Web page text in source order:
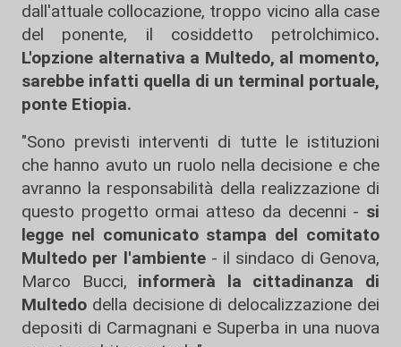
dall'attuale collocazione, troppo vicino alla case
del ponente, il cosiddetto petrolchimico.
L'opzione alternativa a Multedo, al momento,
sarebbe infatti quella di un terminal portuale,
ponte Etiopia.
"Sono previsti interventi di tutte le istituzioni
che hanno avuto un ruolo nella decisione e che
avranno la responsabilità della realizzazione di
questo progetto ormai atteso da decenni - si
legge nel comunicato stampa del comitato
Multedo per l'ambiente- il sindaco di Genova,
Marco Bucci, informerà la cittadinanza di
Multedo della decisione di delocalizzazione dei
depositi di Carmagnani e Superba in una nuova